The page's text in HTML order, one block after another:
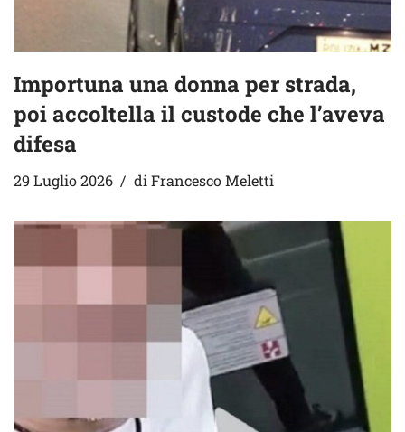
Importuna una donna per strada,
poi accoltella il custode che l’aveva
difesa
29 Luglio 2026 di Francesco Meletti